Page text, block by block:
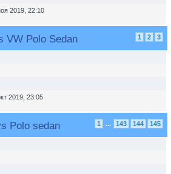
2019, 22:10
VW Polo Sedan 1 2 3
2019, 23:05
Polo sedan 1 ... 143 144 145